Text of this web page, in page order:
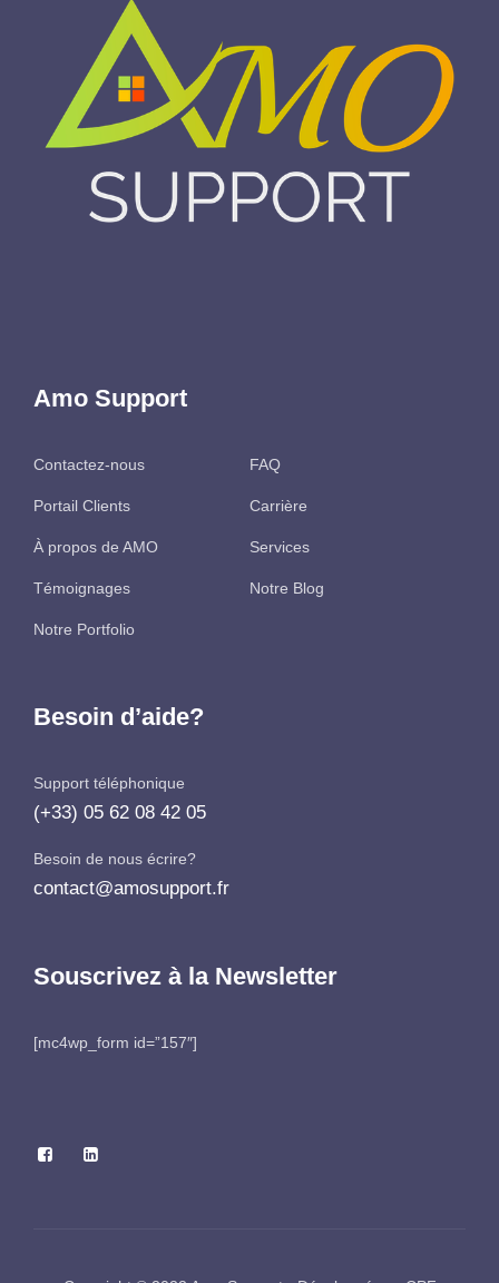
Amo Support
Contactez-nous FAQ
Portail Clients Carrière
À propos de AMO Services
Témoignages Notre Blog
Notre Portfolio
Besoin d’aide?
Support téléphonique
(+33) 05 62 08 42 05
Besoin de nous écrire?
contact@amosupport.fr
Souscrivez à la Newsletter
[mc4wp_form id=”157″]